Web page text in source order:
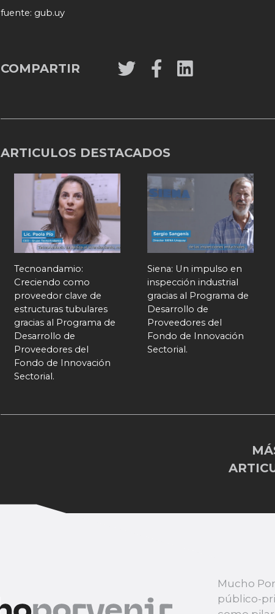
fuente: gub.uy
COMPARTIR
ARTICULOS DESTACADOS
Tecnoandamio:
Creciendo como
proveedor clave de
estructuras tubulares
gracias al Programa de
Desarrollo de
Proveedores del
Fondo de Innovación
Sectorial.
Siena: Un impulso en
inspección industrial
gracias al Programa de
Desarrollo de
Proveedores del
Fondo de Innovación
Sectorial.
Mucho
público-